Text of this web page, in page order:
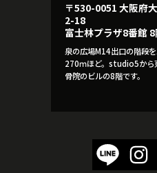
〒530-0051 大阪府
2-18
富士林プラザ8番館
泉の広場M14出口の階段
270ｍほど。studio5から
骨院のビルの8階です。